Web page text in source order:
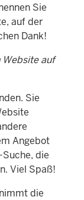
Sie
auf der
Dank!
Website auf
Sie
Angebot
die
Viel Spaß!
die